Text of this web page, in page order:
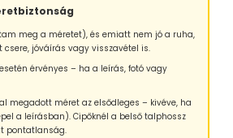
meg a méretet), és emiatt nem jó a ruha,
jóváírás vagy visszavétel is.
érvényes – ha a leírás, fotó vagy
megadott méret az elsődleges – kivéve, ha
a leírásban). Cipőknél a belső talphossz
pontatlanság.